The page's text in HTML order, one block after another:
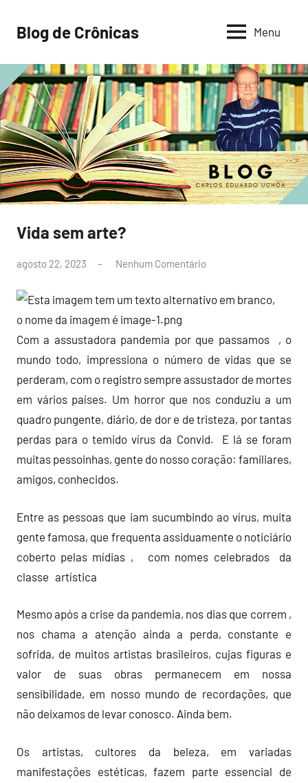
para
conteúdo
Blog de Crônicas Menu
Crônicas
Vida sem arte?
por
agosto 22, 2023 Nenhum Comentário
Com a assustadora pandemia por que passamos , o
mundo todo, impressiona o número de vidas que se
perderam, com o registro sempre assustador de mortes
em vários países. Um horror que nos conduziu a um
quadro pungente, diário, de dor e de tristeza, por tantas
perdas para o temido vírus da Convid. E lá se foram
muitas pessoinhas, gente do nosso coração: familiares,
amigos, conhecidos.
Entre as pessoas que iam sucumbindo ao vírus, muita
gente famosa, que frequenta assiduamente o noticiário
coberto pelas mídias , com nomes celebrados da
classe artística
Mesmo após a crise da pandemia, nos dias que correm ,
nos chama a atenção ainda a perda, constante e
sofrida, de muitos artistas brasileiros, cujas figuras e
valor de suas obras permanecem em nossa
sensibilidade, em nosso mundo de recordações, que
não deixamos de levar conosco. Ainda bem.
Os artistas, cultores da beleza, em variadas
manifestações estéticas, fazem parte essencial de